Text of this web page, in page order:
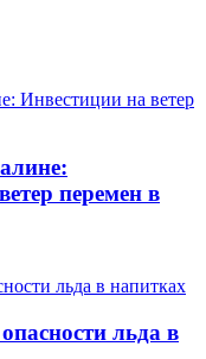
перемен в
льда в